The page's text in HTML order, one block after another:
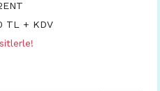
TL + KDV